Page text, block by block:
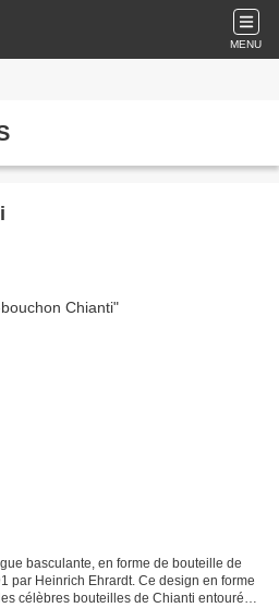
MENU
basculante, en forme de bouteille de
par Heinrich Ehrardt. Ce design en forme
célèbres bouteilles de Chianti entourées